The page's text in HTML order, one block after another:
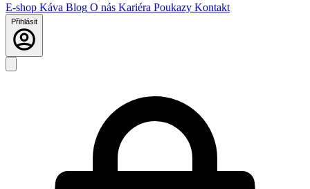
E-shop Káva Blog O nás Kariéra Poukazy Kontakt
Přihlásit